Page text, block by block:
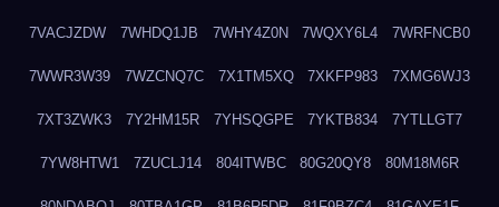
7VACJZDW 7WHDQ1JB 7WHY4Z0N 7WQXY6L4 7WRFNCB0
7WWR3W39 7WZCNQ7C 7X1TM5XQ 7XKFP983 7XMG6WJ3
7XT3ZWK3 7Y2HM15R 7YHSQGPE 7YKTB834 7YTLLGT7
7YW8HTW1 7ZUCLJ14 804ITWBC 80G20QY8 80M18M6R